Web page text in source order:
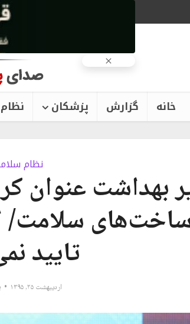
خانه گزارش پزشکان
نظام
بهداشت عنوان
سلامت/
تایید
اردیبهشت ۲۵, ۱۳۹۵